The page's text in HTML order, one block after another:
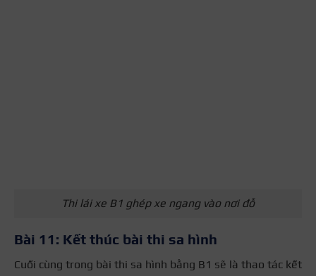
Thi lái xe B1 ghép xe ngang vào nơi đỗ
Bài 11: Kết thúc bài thi sa hình
Cuối cùng trong bài thi sa hình bằng B1 sẽ là thao tác kết